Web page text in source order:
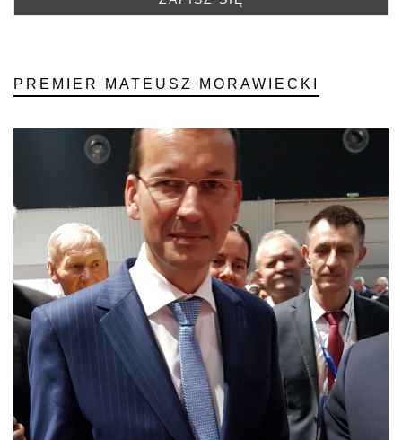
PREMIER MATEUSZ MORAWIECKI